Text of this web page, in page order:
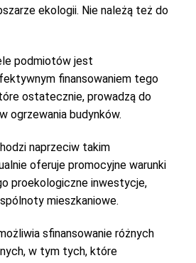
ekologii. Nie należą też do
podmiotów jest
finansowaniem tego
ostatecznie, prowadzą do
ogrzewania budynków.
naprzeciw takim
oferuje promocyjne warunki
proekologiczne inwestycje,
mieszkaniowe.
sfinansowanie różnych
w tym tych, które